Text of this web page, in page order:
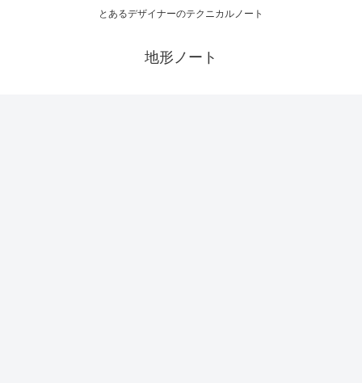
とあるデザイナーのテクニカルノート
地形ノート